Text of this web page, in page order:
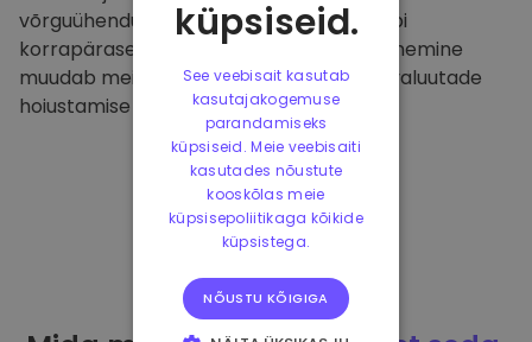
võrguühenduseta hoiustamist ja viime läbi
korrapäraseid turvaauditeid. Selline lähenemine
muudab meie platvormi ja teiste krüptovaluutade
hoiustamise tõeliseks taevaks.
küpsiseid.
See veebisait kasutab
kasutajakogemuse
parandamiseks
küpsiseid. Meie veebisaiti
kasutades nõustute
kooskõlas meie
küpsisepoliitikaga kõikide
küpsistega.
NÕUSTU KÕIGIGA